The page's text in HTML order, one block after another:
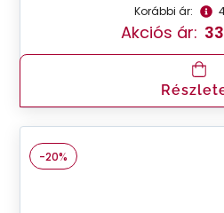
Korábbi ár:
Akciós ár:
-20%